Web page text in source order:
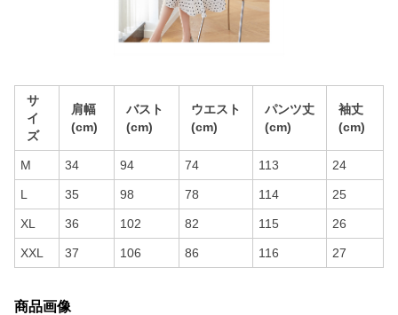
サ
イ
ズ
肩幅
(cm)
バスト
(cm)
ウエスト
(cm)
パンツ丈
(cm)
袖丈
(cm)
M 34 94 74 113 24
L 35 98 78 114 25
XL 36 102 82 115 26
XXL 37 106 86 116 27
商品画像